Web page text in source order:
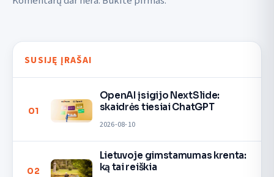
SUSIJĘ ĮRAŠAI
01
OpenAI įsigijo NextSlide:
skaidrės tiesiai ChatGPT
2026-08-10
02
Lietuvoje gimstamumas krenta:
ką tai reiškia